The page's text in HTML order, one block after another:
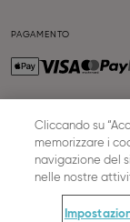
PAGAMENTO
SPEDIZIONE
2026ALL
Cliccando su
memorizzare i
navigazione del
nelle nostre